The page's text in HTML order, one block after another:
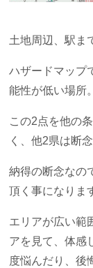
土地周辺、駅ま
ハザードマップ
能性が低い場所。
この2点を他の
く、他2県は断
納得の断念なの
頂く事になりま
エリアが広い範
アを見て、体感
度悩んだり、後